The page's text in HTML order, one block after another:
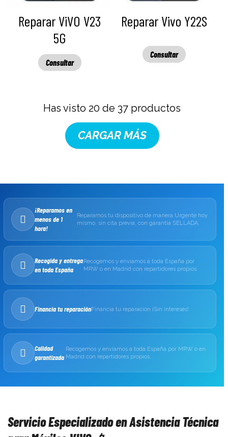
Reparar ViVO V23
5G
Consultar
Reparar Vivo Y22S
Consultar
Has visto 20 de 37 productos
CARGAR MÁS
¡Reparamos en
menos de 1
hora!
Reparamos tu dispositivo de manera Urgente hoy
mismo, sin cita previa, con garantía SELLADA.
Recogida y entrega
en toda España
Recogemos y enviamos a toda España por
MRW o en Madrid con repartidores propios.
Financia tu reparaciónFinancia tu reparación ¡Sin intereses!
Calidad
garantizada
Recogemos y enviamos a toda España por MRW o en
Madrid con repartidores propios.
Servicio Especializado en Asistencia Técnica